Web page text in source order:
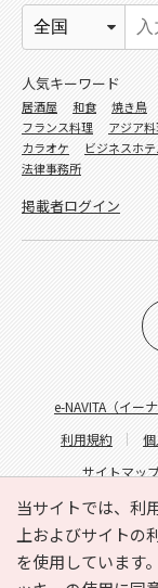
当サイトでは、利
上およびサイトの
を使用しています
e-NAVITA（イー
利用規約
サイトマッ
サ
人気キーワード
居酒屋 和食 焼き鳥
フランス料理
アジア
カラオケ
ビジネスホ
法律事務所
掲載者ログイン